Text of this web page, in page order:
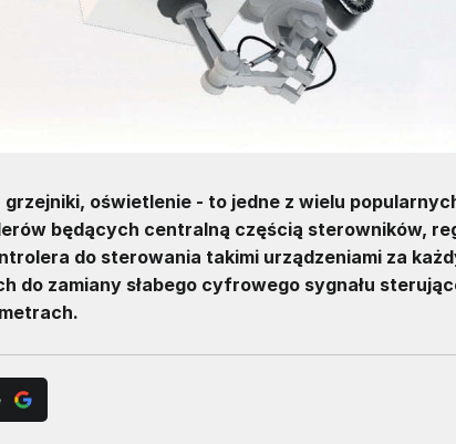
oświetlenie - to jedne z wielu
będących centralną częścią sterowników,
do sterowania takimi urządzeniami za
do zamiany słabego cyfrowego sygnału